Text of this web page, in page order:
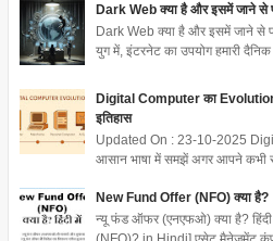
Dark Web क्या है और इसमें जाने से
Dark Web क्या है और इसमें जाने से
युग में, इंटरनेट का उपयोग हमारी
Digital Computer का
इतिहास
Updated On : 23-10-2025
आसान भाषा में समझें अगर आपने कभी
New Fund Offer (NFO) क्या है?
न्यू फंड ऑफर (एनएफओ) क्या है?